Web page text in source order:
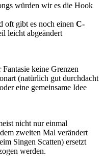
würden wir es die Hook
oft gibt es noch einen C-
leicht abgeändert
keine Grenzen
(natürlich gut durchdacht
eine gemeinsame Idee
nicht nur einmal
zweiten Mal verändert
Singen Scatten) ersetzt
werden.